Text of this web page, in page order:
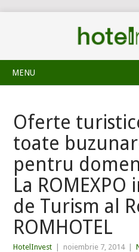
MENU
Oferte
toate
pentru
La ROMEXPO
de Turism al
ROMHOTEL
HotelInvest noiembrie 7, 2014